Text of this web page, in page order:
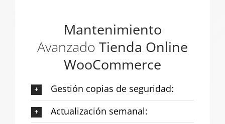
Mantenimiento
Avanzado Tienda Online
WooCommerce
Gestión copias de seguridad:
Actualización semanal: